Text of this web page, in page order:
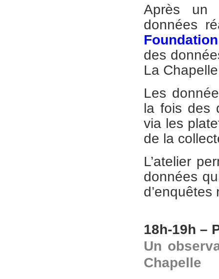
Après
données
Foundation
des
La
Les
la fois des
via les
de la
L’atelier
données
18h-19h –
Un
Chapelle